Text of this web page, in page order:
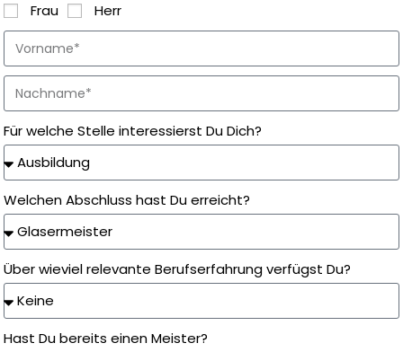
Frau
Herr
Für welche Stelle interessierst Du Dich?
Welchen Abschluss hast Du erreicht?
Über wieviel relevante Berufserfahrung verfügst Du?
Hast Du bereits einen Meister?